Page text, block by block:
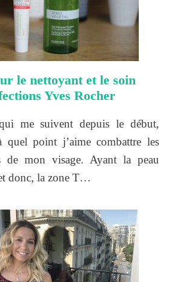
le nettoyant et le soin
Yves Rocher
me suivent depuis le début,
quel point j’aime combattre les
de mon visage. Ayant la peau
donc, la zone T…